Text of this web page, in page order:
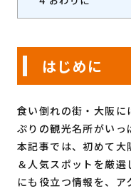
はじめに
食い倒れの街・大阪に
ぷりの観光名所がいっ
本記事では、初めて
＆人気スポットを厳
にも役立つ情報を、